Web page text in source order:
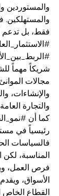
والمستوردين
والمستهلكين.
فقط، بل تدعم
شريكاً مهماً
مجالات
والإنشاءات،
والتجارة
كما أن
رئيسياً في
فالسياسات
المناسبة،
فرص العمل،
الأسواق،
القطاع الخاص